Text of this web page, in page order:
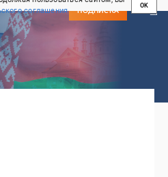
соглашения
OK
ПОДПИСКА